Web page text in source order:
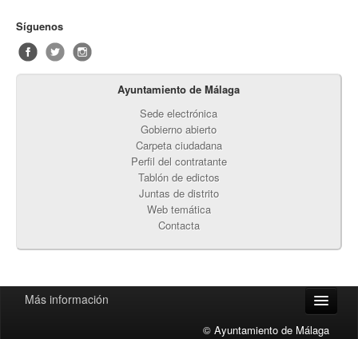
Síguenos
Ayuntamiento de Málaga
Sede electrónica
Gobierno abierto
Carpeta ciudadana
Perfil del contratante
Tablón de edictos
Juntas de distrito
Web temática
Contacta
Más información
© Ayuntamiento de Málaga